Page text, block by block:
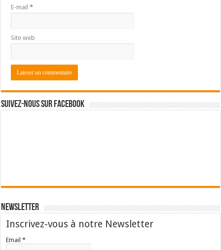
E-mail*
Site web
Suivez-nous sur Facebook
Newsletter
Inscrivez-vous à notre Newsletter
Email *